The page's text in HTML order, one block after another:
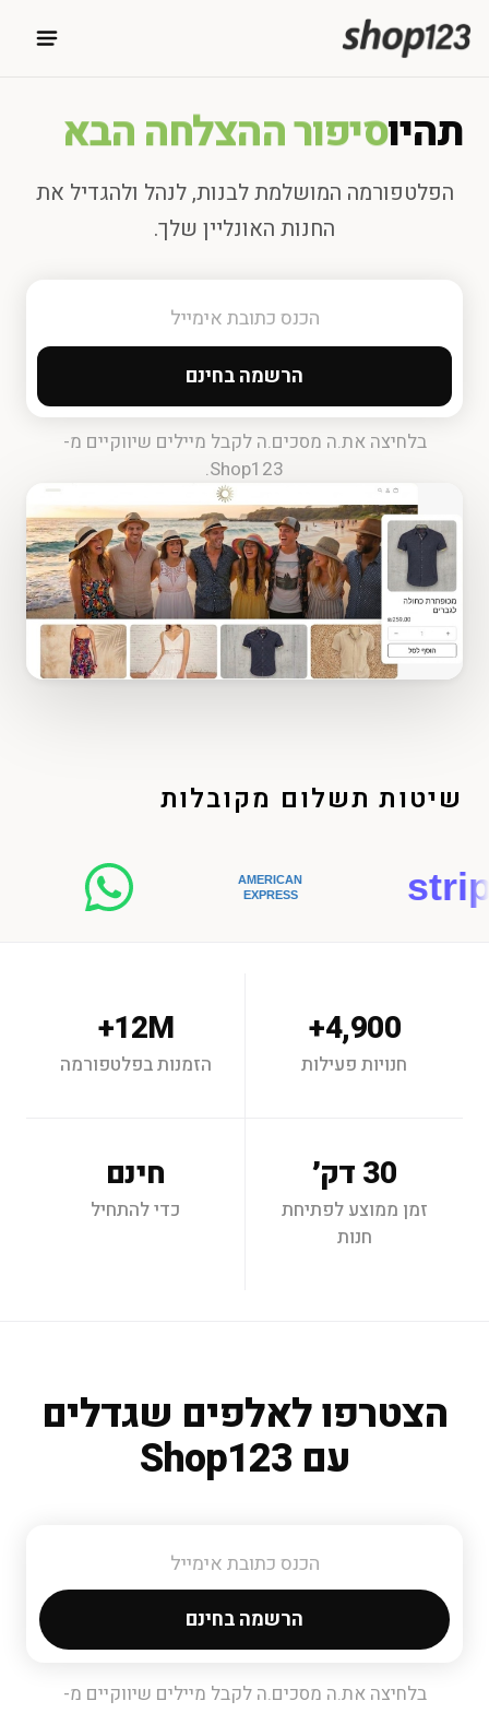
תהיוסיפור ההצלחה הבא
הפלטפורמה המושלמת לבנות, לנהל ולהגדיל את
החנות האונליין שלך.
הרשמה בחינם
בלחיצה את.ה מסכים.ה לקבל מיילים שיווקיים מ-
Shop123.
שיטות תשלום מקובלות
AMERICAN
EXPRESS
stripe
4,900+
חנויות פעילות
12M+
הזמנות בפלטפורמה
30 דק׳
זמן ממוצע לפתיחת
חנות
חינם
כדי להתחיל
הצטרפו לאלפים שגדלים
עם Shop123
הרשמה בחינם
בלחיצה את.ה מסכים.ה לקבל מיילים שיווקיים מ-